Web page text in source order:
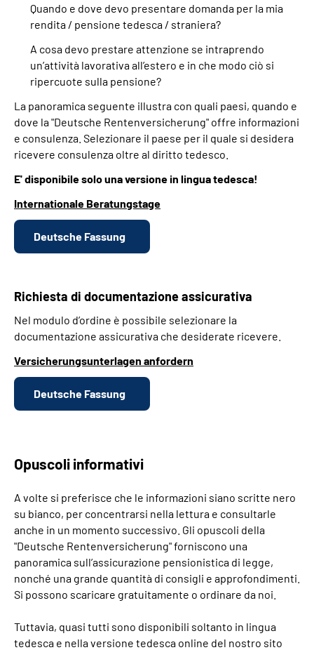
Quando e dove devo presentare domanda per la mia
rendita / pensione tedesca / straniera?
A cosa devo prestare attenzione se intraprendo
un’attività lavorativa all’estero e in che modo ciò si
ripercuote sulla pensione?
La panoramica seguente illustra con quali paesi, quando e
dove la "Deutsche Rentenversicherung" offre informazioni
e consulenza. Selezionare il paese per il quale si desidera
ricevere consulenza oltre al diritto tedesco.
E' disponibile solo una versione in lingua tedesca!
Internationale Beratungstage
Deutsche Fassung
Richiesta di documentazione assicurativa
Nel modulo d’ordine è possibile selezionare la
documentazione assicurativa che desiderate ricevere.
Versicherungsunterlagen anfordern
Deutsche Fassung
Opuscoli informativi
A volte si preferisce che le informazioni siano scritte nero
su bianco, per concentrarsi nella lettura e consultarle
anche in un momento successivo. Gli opuscoli della
"Deutsche Rentenversicherung" forniscono una
panoramica sull’assicurazione pensionistica di legge,
nonché una grande quantità di consigli e approfondimenti.
Si possono scaricare gratuitamente o ordinare da noi.
Tuttavia, quasi tutti sono disponibili soltanto in lingua
tedesca e nella versione tedesca online del nostro sito